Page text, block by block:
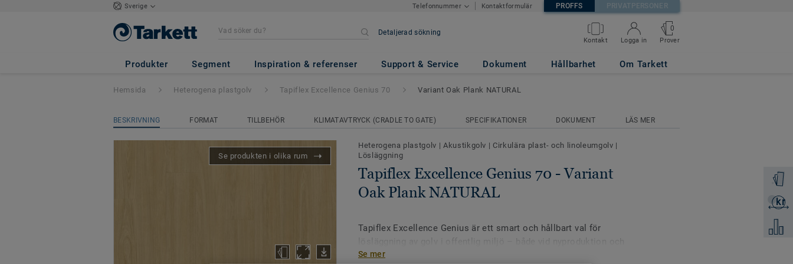
Sverige Telefonnummer Kontaktformulär PROFFS PRIVATPERSONER
Detaljerad sökning
Kontakt Logga in
0
Prover
Produkter Segment Inspiration & referenser Support & Service Dokument Hållbarhet Om Tarkett
Tapiflex Excellence Genius 70 - Variant Oak Plank NATURAL
Beställ
kr
Jämför
Hemsida Heterogena plastgolv Tapiflex Excellence Genius 70 Variant Oak Plank NATURAL
BESKRIVNING FORMAT TILLBEHÖR KLIMATAVTRYCK (CRADLE TO GATE) SPECIFIKATIONER DOKUMENT LÄS MER
Se produkten i olika rum
Heterogena plastgolv | Akustikgolv | Cirkulära plast- och linoleumgolv |
Lösläggning
Tapiflex Excellence Genius 70 - Variant
Oak Plank NATURAL
Tapiflex Excellence Genius är ett smart och hållbart val för
till snabba renoveringar. Denna version i akustikutförande passar
Se mer